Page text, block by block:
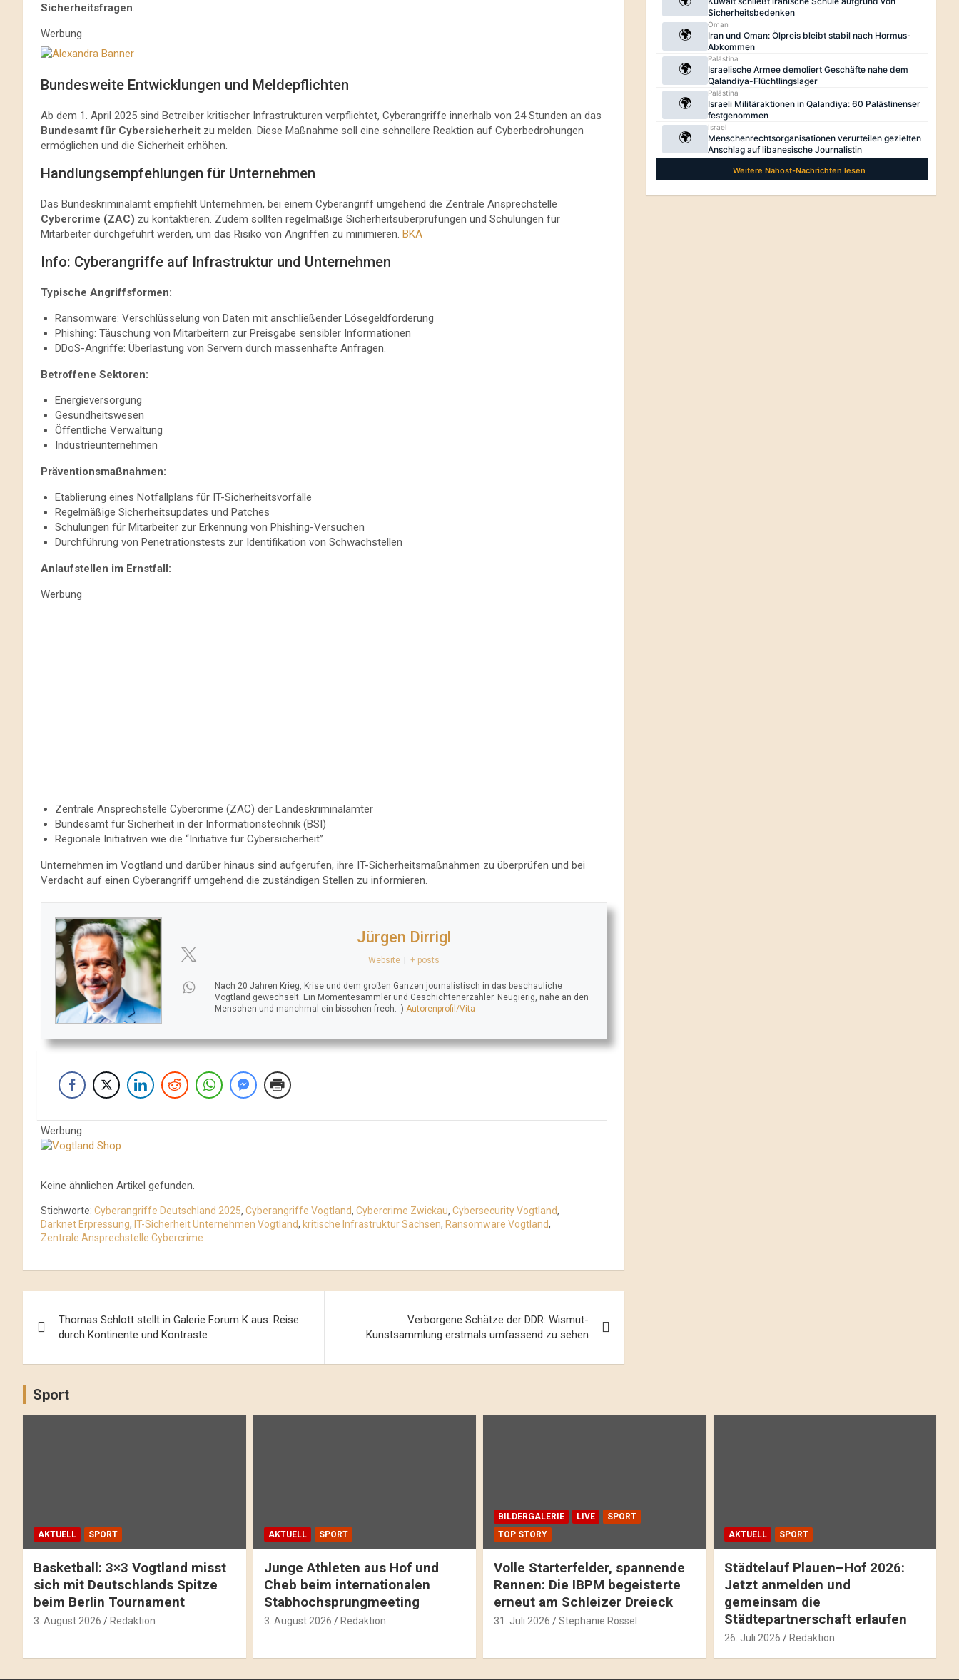
Sicherheitsfragen
Werbung
Bundesweite Entwicklungen und Meldepflichten
Ab dem 1. April 2025 sind Betreiber kritischer Infrastrukturen verpflichtet, Cyberangriffe innerhalb von 24 Stunden an das
Bundesamt für Cybersicherheit zu melden. Diese Maßnahme soll eine schnellere Reaktion auf Cyberbedrohungen
ermöglichen und die Sicherheit erhöhen. ​
Handlungsempfehlungen für Unternehmen
Das Bundeskriminalamt empfiehlt Unternehmen, bei einem Cyberangriff umgehend die Zentrale Ansprechstelle
Cybercrime (ZAC) zu kontaktieren. Zudem sollten regelmäßige Sicherheitsüberprüfungen und Schulungen für
Mitarbeiter durchgeführt werden, um das Risiko von Angriffen zu minimieren. ​ BKA
Info: Cyberangriffe auf Infrastruktur und Unternehmen
Typische Angriffsformen:
Ransomware: Verschlüsselung von Daten mit anschließender Lösegeldforderung
Phishing: Täuschung von Mitarbeitern zur Preisgabe sensibler Informationen
DDoS-Angriffe: Überlastung von Servern durch massenhafte Anfragen​.
Betroffene Sektoren:
Energieversorgung
Gesundheitswesen
Öffentliche Verwaltung
Industrieunternehmen​
Präventionsmaßnahmen:
Etablierung eines Notfallplans für IT-Sicherheitsvorfälle
Regelmäßige Sicherheitsupdates und Patches
Schulungen für Mitarbeiter zur Erkennung von Phishing-Versuchen
Durchführung von Penetrationstests zur Identifikation von Schwachstellen​
Anlaufstellen im Ernstfall:
Werbung
Zentrale Ansprechstelle Cybercrime (ZAC) der Landeskriminalämter
Bundesamt für Sicherheit in der Informationstechnik (BSI)
Regionale Initiativen wie die “Initiative für Cybersicherheit”​
Unternehmen im Vogtland und darüber hinaus sind aufgerufen, ihre IT-Sicherheitsmaßnahmen zu überprüfen und bei
Verdacht auf einen Cyberangriff umgehend die zuständigen Stellen zu informieren.
Jürgen Dirrigl
Website + posts
Nach 20 Jahren Krieg, Krise und dem großen Ganzen journalistisch in das beschauliche
Vogtland gewechselt. Ein Momentesammler und Geschichtenerzähler. Neugierig, nahe an den
Menschen und manchmal ein bisschen frech. :) Autorenprofil/Vita
Werbung
Keine ähnlichen Artikel gefunden.
Stichworte: Cyberangriffe Deutschland 2025, Cyberangriffe Vogtland, Cybercrime Zwickau, Cybersecurity Vogtland,
Darknet Erpressung, IT-Sicherheit Unternehmen Vogtland, kritische Infrastruktur Sachsen, Ransomware Vogtland,
Zentrale Ansprechstelle Cybercrime
Navigation
Thomas Schlott stellt in Galerie Forum K aus: Reise
durch Kontinente und Kontraste
Verborgene Schätze der DDR: Wismut-
Kunstsammlung erstmals umfassend zu sehen
Sport
AKTUELL SPORT
Basketball: 3×3 Vogtland misst
sich mit Deutschlands Spitze
beim Berlin Tournament
3. August 2026 Redaktion
AKTUELL SPORT
Junge Athleten aus Hof und
Cheb beim internationalen
Stabhochsprungmeeting
3. August 2026 Redaktion
BILDERGALERIE LIVE
SPORT
TOP STORY
Volle Starterfelder, spannende
Rennen: Die IBPM begeisterte
erneut am Schleizer Dreieck
31. Juli 2026 Stephanie Rössel
AKTUELL SPORT
Städtelauf Plauen–Hof 2026:
Jetzt anmelden und
gemeinsam die
Städtepartnerschaft erlaufen
26. Juli 2026 Redaktion